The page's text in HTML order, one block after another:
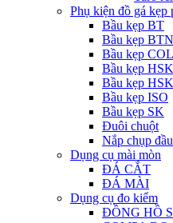
Phụ kiện đồ gá kẹp
Bầu kẹp BT
Bầu kẹp BTN
Bầu kẹp
Bầu kẹp
Bầu kẹp
Bầu kẹp ISO
Bầu kẹp SK
Đuôi chuột
Nắp chụp
Dụng cụ mài mòn
ĐÁ CẮT
ĐÁ MÀI
Dụng cụ đo kiểm
ĐỒNG HỒ